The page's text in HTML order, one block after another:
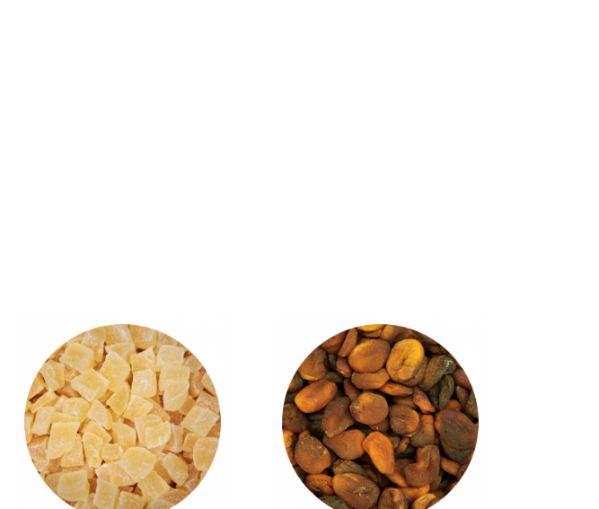
tuotteella
useampi
muunnelma.
Voit
tehdä
valinnat
tuotteen
tuotteella
useampi
muunnelma.
Voit
tehdä
valinnat
tuotteen